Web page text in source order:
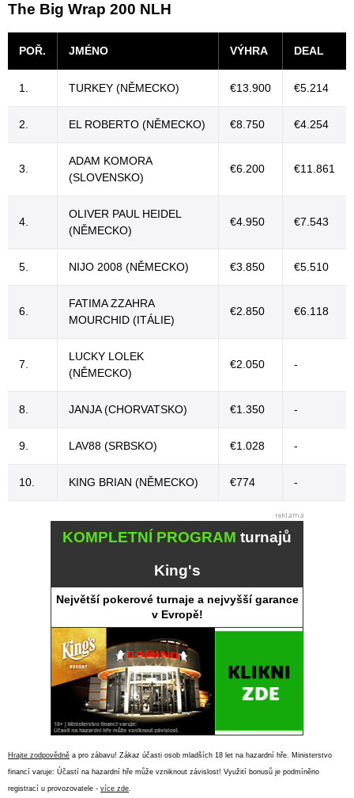
The Big Wrap 200 NLH
POŘ. JMÉNO VÝHRA DEAL
1. TURKEY (NĚMECKO) €13.900 €5.214
2. EL ROBERTO (NĚMECKO) €8.750 €4.254
3.
ADAM KOMORA
(SLOVENSKO)
€6.200 €11.861
4.
OLIVER PAUL HEIDEL
(NĚMECKO)
€4.950 €7.543
5. NIJO 2008 (NĚMECKO) €3.850 €5.510
6.
FATIMA ZZAHRA
MOURCHID (ITÁLIE)
€2.850 €6.118
7.
LUCKY LOLEK
(NĚMECKO)
€2.050 -
8. JANJA (CHORVATSKO) €1.350 -
9. LAV88 (SRBSKO) €1.028 -
10. KING BRIAN (NĚMECKO) €774 -
KOMPLETNÍ PROGRAM turnajů
King's
Největší pokerové turnaje a nejvyšší garance
v Evropě!
Hrajte zodpovědně a pro zábavu! Zákaz účasti osob mladších 18 let na hazardní hře. Ministerstvo
financí varuje: Účastí na hazardní hře může vzniknout závislost! Využití bonusů je podmíněno
registrací u provozovatele - více zde.